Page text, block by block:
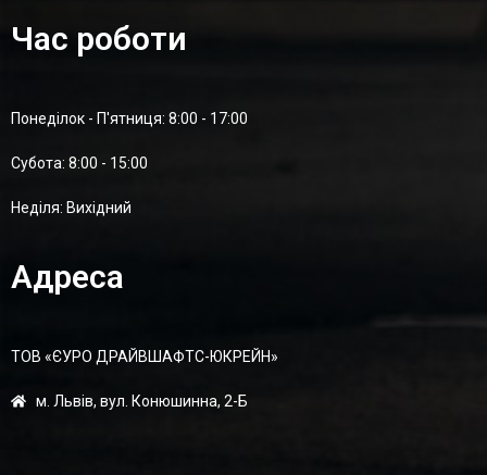
Час роботи
Понеділок - П'ятниця: 8:00 - 17:00
Суботa: 8:00 - 15:00
Неділя: Вихідний
Адреса
ТОВ «ЄУРО ДРАЙВШАФТC-ЮКРЕЙН»
м. Львів, вул. Конюшинна, 2-Б